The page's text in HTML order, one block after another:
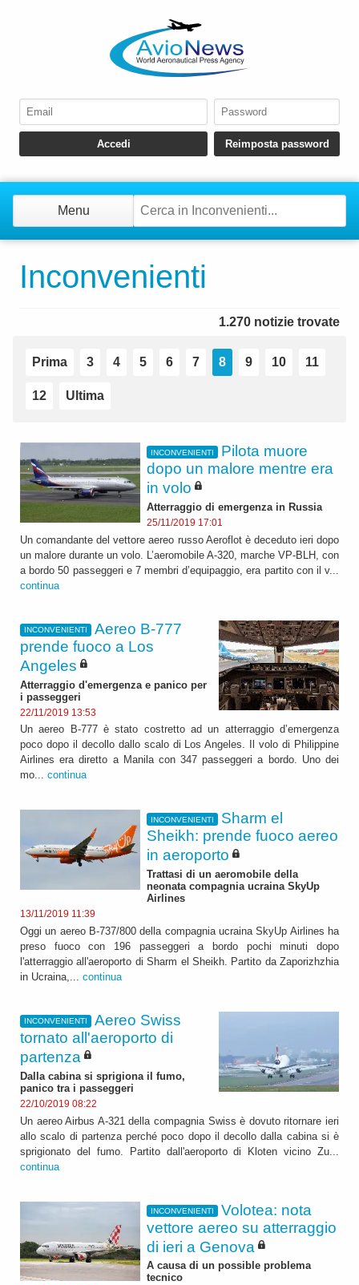
Menu
Inconvenienti
1.270 notizie trovate
Prima 3 4 5 6 7 8 9 10 11
12 Ultima
INCONVENIENTI
Pilota muore
dopo un malore mentre era
in volo
Atterraggio di emergenza in Russia
25/11/2019 17:01
Un comandante del vettore aereo russo Aeroflot è deceduto ieri dopo
un malore durante un volo. L’aeromobile A-320, marche VP-BLH, con
a bordo 50 passeggeri e 7 membri d’equipaggio, era partito con il v...
continua
INCONVENIENTI
Aereo B-777
prende fuoco a Los
Angeles
Atterraggio d'emergenza e panico per
i passeggeri
22/11/2019 13:53
Un aereo B-777 è stato costretto ad un atterraggio d’emergenza
poco dopo il decollo dallo scalo di Los Angeles. Il volo di Philippine
Airlines era diretto a Manila con 347 passeggeri a bordo. Uno dei
mo... continua
INCONVENIENTI
Sharm el
Sheikh: prende fuoco aereo
in aeroporto
Trattasi di un aeromobile della
neonata compagnia ucraina SkyUp
Airlines
13/11/2019 11:39
Oggi un aereo B-737/800 della compagnia ucraina SkyUp Airlines ha
preso fuoco con 196 passeggeri a bordo pochi minuti dopo
l'atterraggio all'aeroporto di Sharm el Sheikh. Partito da Zaporizhzhia
in Ucraina,... continua
INCONVENIENTI
Aereo Swiss
tornato all'aeroporto di
partenza
Dalla cabina si sprigiona il fumo,
panico tra i passeggeri
22/10/2019 08:22
Un aereo Airbus A-321 della compagnia Swiss è dovuto ritornare ieri
allo scalo di partenza perché poco dopo il decollo dalla cabina si è
sprigionato del fumo. Partito dall'aeroporto di Kloten vicino Zu...
continua
INCONVENIENTI
Volotea: nota
vettore aereo su atterraggio
di ieri a Genova
A causa di un possible problema
tecnico